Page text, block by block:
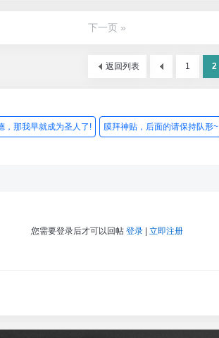
下一页 »
1 2
返回列表
，那我早就成为圣人了! 膜拜神贴，后面的请保持队形~
您需要登录后才可以回帖 登录 立即注册